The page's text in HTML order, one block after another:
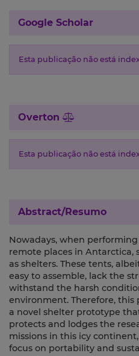
Google Scholar
Esta publicação não está
Overton
Esta publicação não está
Abstract/Resumo
Nowadays, when
remote places in Antarctica,
as shelters. These tents,
easy to assemble, lack the
withstand the harsh
environment. Therefore, this
a novel shelter prototype
protects and lodges the
missions in this icy
focus on portability and